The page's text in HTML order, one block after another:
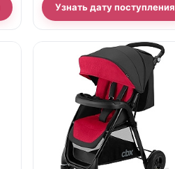
Узнать дату поступления